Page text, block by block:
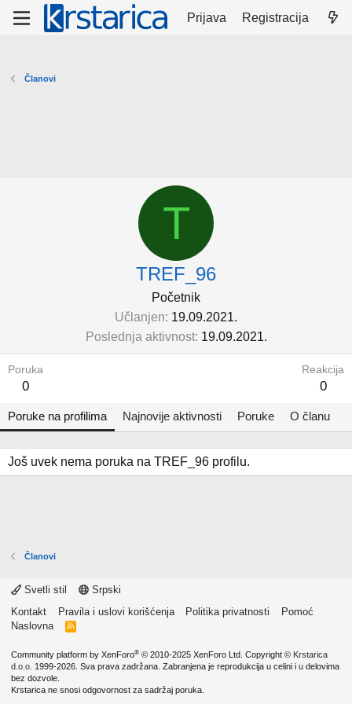
Prijava Registracija
Članovi
T
TREF_96
Početnik
Učlanjen 19.09.2021.
Poslednja aktivnost 19.09.2021.
Poruka
0
Reakcija
0
Poruke na profilima Najnovije aktivnosti Poruke O članu
Još uvek nema poruka na TREF_96 profilu.
Članovi
Svetli stil
Srpski
Kontakt
Pravila i uslovi korišćenja Politika privatnosti
Pomoć
Naslovna
R
Community platform by XenForo® © 2010-2025 XenForo Ltd. Copyright © Krstarica
d.o.o. 1999-2026. Sva prava zadržana. Zabranjena je reprodukcija u celini i u delovima
bez dozvole.
Krstarica ne snosi odgovornost za sadržaj poruka.